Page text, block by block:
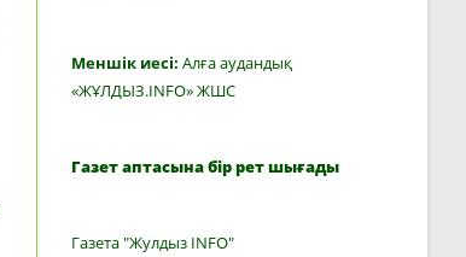
Меншік иесі: Алға аудандық
«ЖҰЛДЫЗ.INFO» ЖШС
Газет аптасына бір рет шығады
Газета "Жулдыз INFO"